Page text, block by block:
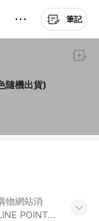
筆記
隨機出貨)
物網站消
POINTS